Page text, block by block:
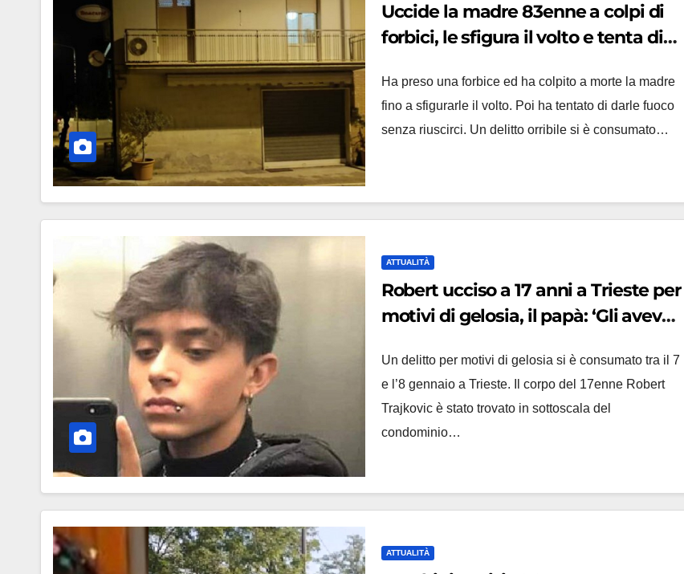
Uccide la madre 83enne a colpi di
forbici, le sfigura il volto e tenta di
Marche
Ha preso una forbice ed ha colpito a morte la madre
fino a sfigurarle il volto. Poi ha tentato di darle fuoco
senza riuscirci. Un delitto orribile si è consumato…
ATTUALITÀ
Robert ucciso a 17 anni a Trieste per
motivi di gelosia, il papà: ‘Gli avevo
ragazza’
Un delitto per motivi di gelosia si è consumato tra il 7
e l’8 gennaio a Trieste. Il corpo del 17enne Robert
Trajkovic è stato trovato in sottoscala del
condominio…
ATTUALITÀ